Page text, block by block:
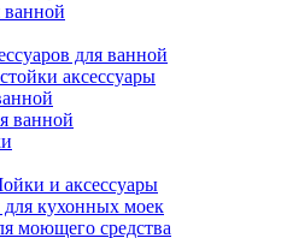
для ванной
аксессуары
ванной
и аксессуары
для кухонных моек
моющего средства